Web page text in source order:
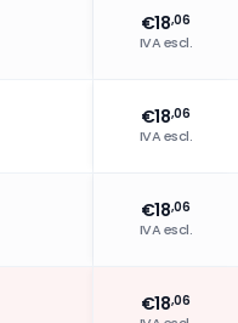
€18,06
IVA escl.
€18,06
IVA escl.
€18,06
IVA escl.
€18,06